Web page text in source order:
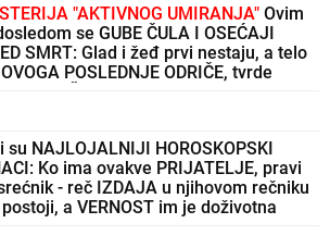
"AKTIVNOG UMIRANJA" Ovim
se GUBE ČULA I OSEĆAJI
SMRT: Glad i žeđ prvi nestaju, a telo
POSLEDNJE ODRIČE, tvrde
su NAJLOJALNIJI HOROSKOPSKI
Ko ima ovakve PRIJATELJE, pravi
- reč IZDAJA u njihovom rečniku
a VERNOST im je doživotna